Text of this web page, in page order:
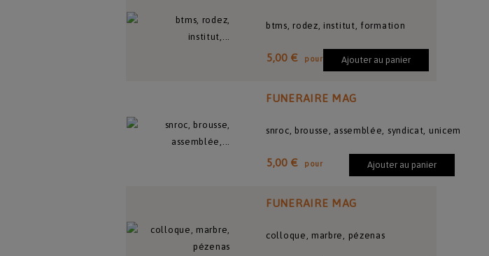
btms, rodez, institut, formation
5,00 € pour Ajouter au panier
FUNERAIRE MAG
snroc, brousse, assemblée, syndicat, unicem
5,00 € pour Ajouter au panier
FUNERAIRE MAG
colloque, marbre, pézenas